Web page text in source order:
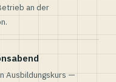
an der
Ausbildungskurs —